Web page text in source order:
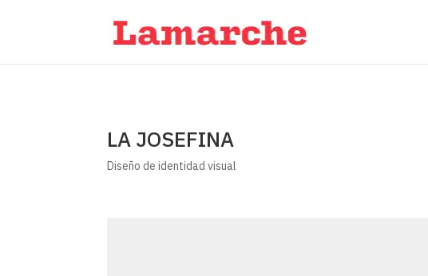
LA JOSEFINA
Diseño de identidad visual